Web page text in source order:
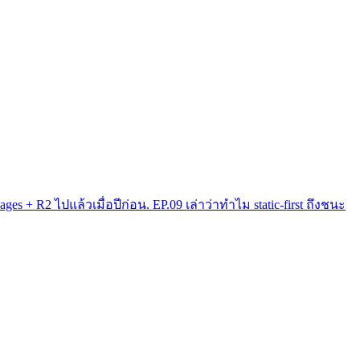
+ R2 ไปแล้วเมื่อปีก่อน. EP.09 เล่าว่าทำไม static-first ถึงชนะ